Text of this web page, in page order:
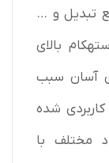
تبدیل و …
بالای
آسان سبب
شده
مختلف با